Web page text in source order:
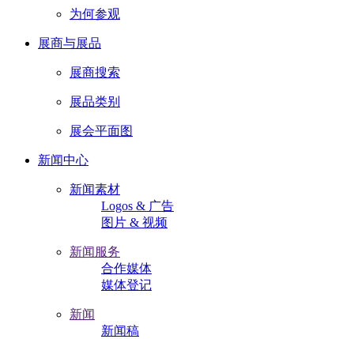
为何参观
展商与展品
展商搜索
展品类别
展会平面图
新闻中心
新闻素材
Logos & 广告
图片 & 视频
新闻服务
合作媒体
媒体登记
新闻
新闻稿